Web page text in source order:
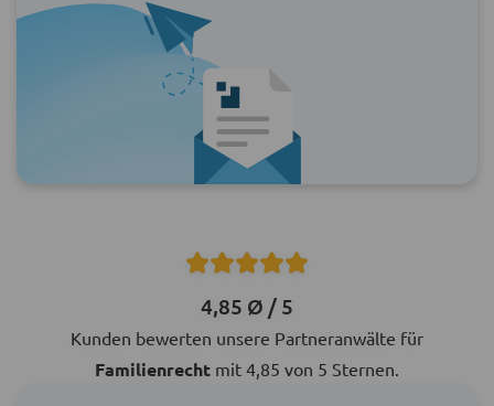
4,85 Ø / 5
Kunden bewerten unsere Partneranwälte für
Familienrecht mit 4,85 von 5 Sternen.